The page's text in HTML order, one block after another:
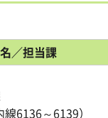
／担当課
6136～6139）